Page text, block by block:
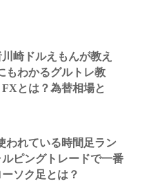
崎ドルえもんが教え
もわかるグルトレ教
とは？為替相場と
われている時間足ラン
ピングトレードで一番
ソク足とは？